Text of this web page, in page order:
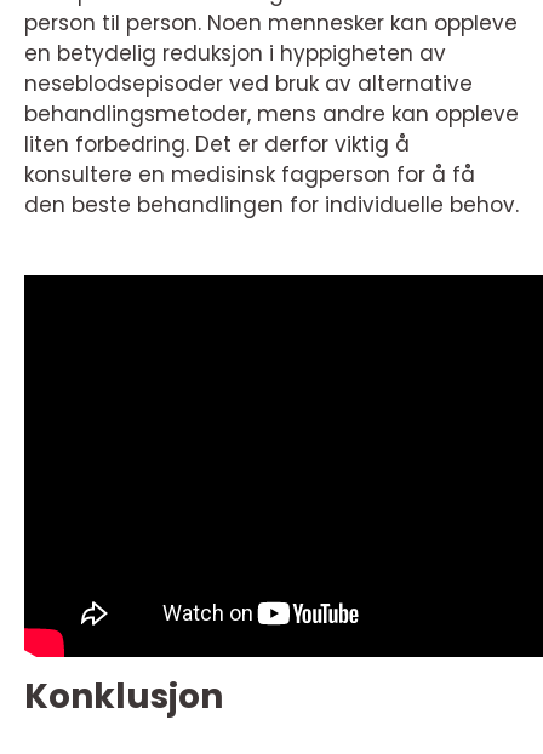
person til person. Noen mennesker kan oppleve
en betydelig reduksjon i hyppigheten av
neseblodsepisoder ved bruk av alternative
behandlingsmetoder, mens andre kan oppleve
liten forbedring. Det er derfor viktig å
konsultere en medisinsk fagperson for å få
den beste behandlingen for individuelle behov.
Konklusjon